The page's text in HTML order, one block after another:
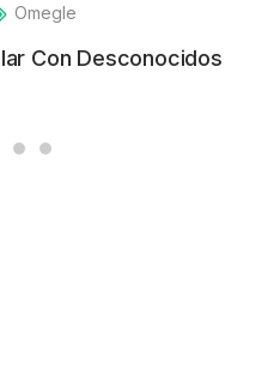
Omegle
Con Desconocidos